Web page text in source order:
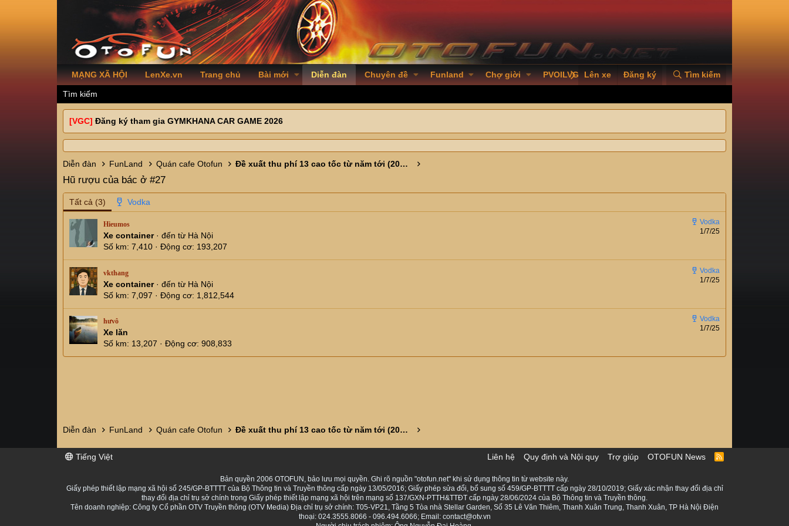
MẠNG XÃ HỘI LenXe.vn Trang chủ Bài mới Diễn đàn Chuyên đề Funland Chợ giời PVOILVGC2026
Lên xe Đăng ký Tìm kiếm
Tìm kiếm
[VGC] Đăng ký tham gia GYMKHANA CAR GAME 2026
Diễn đàn FunLand Quán cafe Otofun Đề xuất thu phí 13 cao tốc từ năm tới (2026)
Hũ rượu của bác ở #27
Tất cả (3)
1/7/25
Hieumos
Xe container · đến từ Hà Nội
Số km 7,410 Động cơ 193,207
1/7/25
vkthang
Xe container · đến từ Hà Nội
Số km 7,097 Động cơ 1,812,544
1/7/25
hưvô
Xe lăn
Số km
13,207 Động cơ 908,833
Diễn đàn FunLand Quán cafe Otofun Đề xuất thu phí 13 cao tốc từ năm tới (2026)
Tiếng Việt Liên hệ Quy định và Nội quy Trợ giúp OTOFUN News
R
Bản quyền 2006 OTOFUN, bảo lưu mọi quyền. Ghi rõ nguồn "otofun.net" khi sử dụng thông tin từ website này.
Giấy phép thiết lập mạng xã hội số 245/GP-BTTTT của Bộ Thông tin và Truyền thông cấp ngày 13/05/2016; Giấy phép sửa đổi, bổ sung số 459/GP-BTTTT cấp ngày 28/10/2019; Giấy xác nhận thay đổi địa chỉ
thay đổi địa chỉ trụ sở chính trong Giấy phép thiết lập mạng xã hội trên mạng số 137/GXN-PTTH&TTĐT cấp ngày 28/06/2024 của Bộ Thông tin và Truyền thông.
Tên doanh nghiệp: Công ty Cổ phần OTV Truyền thông (OTV Media) Địa chỉ trụ sở chính: T05-VP21, Tầng 5 Tòa nhà Stellar Garden, Số 35 Lê Văn Thiêm, Thanh Xuân Trung, Thanh Xuân, TP Hà Nội Điện
thoại: 024.3555.8066 - 096.494.6066; Email: contact@otv.vn